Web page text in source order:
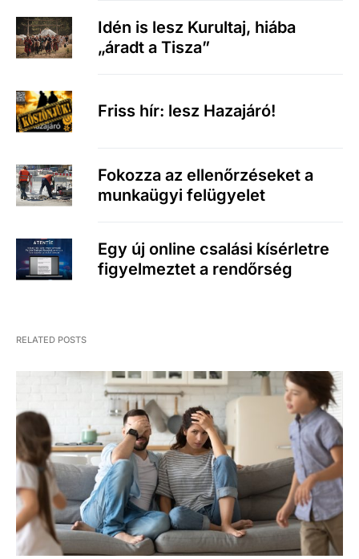
Idén is lesz Kurultaj, hiába
„áradt a Tisza”
Friss hír: lesz Hazajáró!
Fokozza az ellenőrzéseket a
munkaügyi felügyelet
Egy új online csalási kísérletre
figyelmeztet a rendőrség
RELATED POSTS